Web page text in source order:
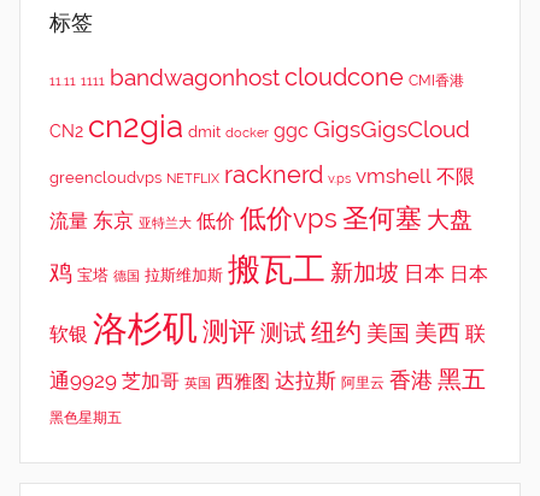
标签
11.11 1111 bandwagonhostcloudcone CMI香港
CN2 cn2gia dmit docker ggc GigsGigsCloud
greencloudvps NETFLIX racknerd v.ps vmshell 不限
流量 东京 亚特兰大 低价 低价vps 圣何塞 大盘
鸡 宝塔 德国 拉斯维加斯 搬瓦工 新加坡 日本 日本
软银 洛杉矶 测评测试 纽约 美国 美西 联
通9929 芝加哥 英国 西雅图 达拉斯 阿里云 香港 黑五
黑色星期五